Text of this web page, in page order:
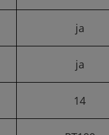
ja
ja
14